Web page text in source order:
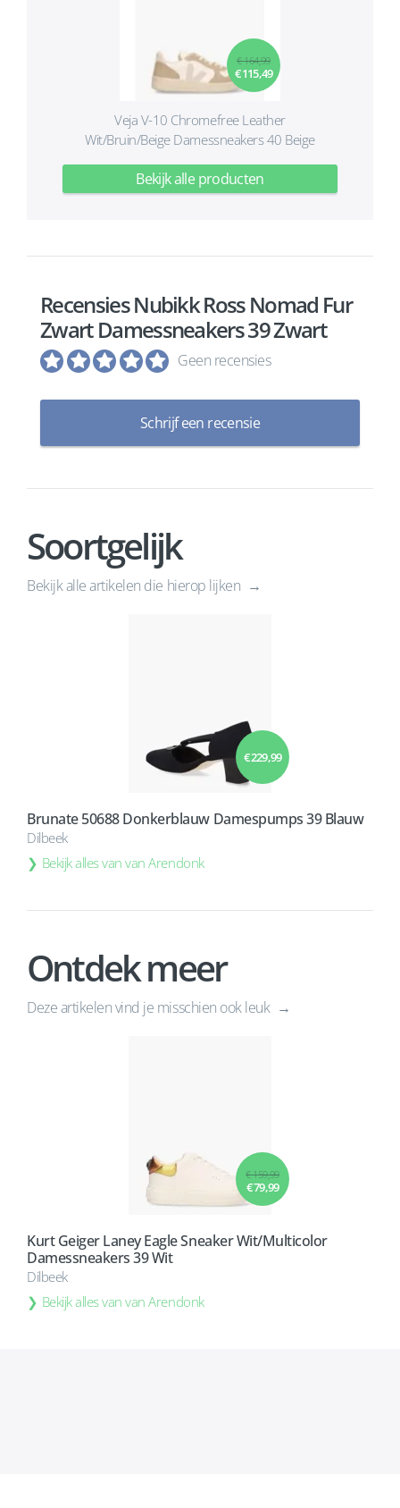
€ 164,99
€ 115,49
Veja V-10 Chromefree Leather
Wit/Bruin/Beige Damessneakers 40 Beige
Bekijk alle producten
Recensies Nubikk Ross Nomad Fur
Zwart Damessneakers 39 Zwart
Geen recensies
Schrijf een recensie
Soortgelijk
Bekijk alle artikelen die hierop lijken
€ 229,99
Brunate 50688 Donkerblauw Damespumps 39 Blauw
Dilbeek
Bekijk alles van van Arendonk
€ 159,99
€ 79,99
Kurt Geiger Laney Eagle Sneaker Wit/Multicolor
Damessneakers 39 Wit
Dilbeek
Bekijk alles van van Arendonk
Ontdek meer
Deze artikelen vind je misschien ook leuk